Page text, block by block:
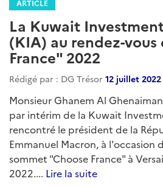
ARTICLE
La Kuwait
(KIA) au rendez-vous
France" 2022
Rédigé par : DG Trésor 12 juillet 2022
Monsieur Ghanem Al
par intérim de la Kuwait
rencontré le président de la
Emmanuel Macron, à l'occasion
sommet "Choose France" à
2022.... Lire la suite